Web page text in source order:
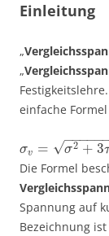
Einleitung
„
„
einfache
σv = σ2 + 3
−−−−−
√
Die Formel
Spannung auf
Bezeichnung